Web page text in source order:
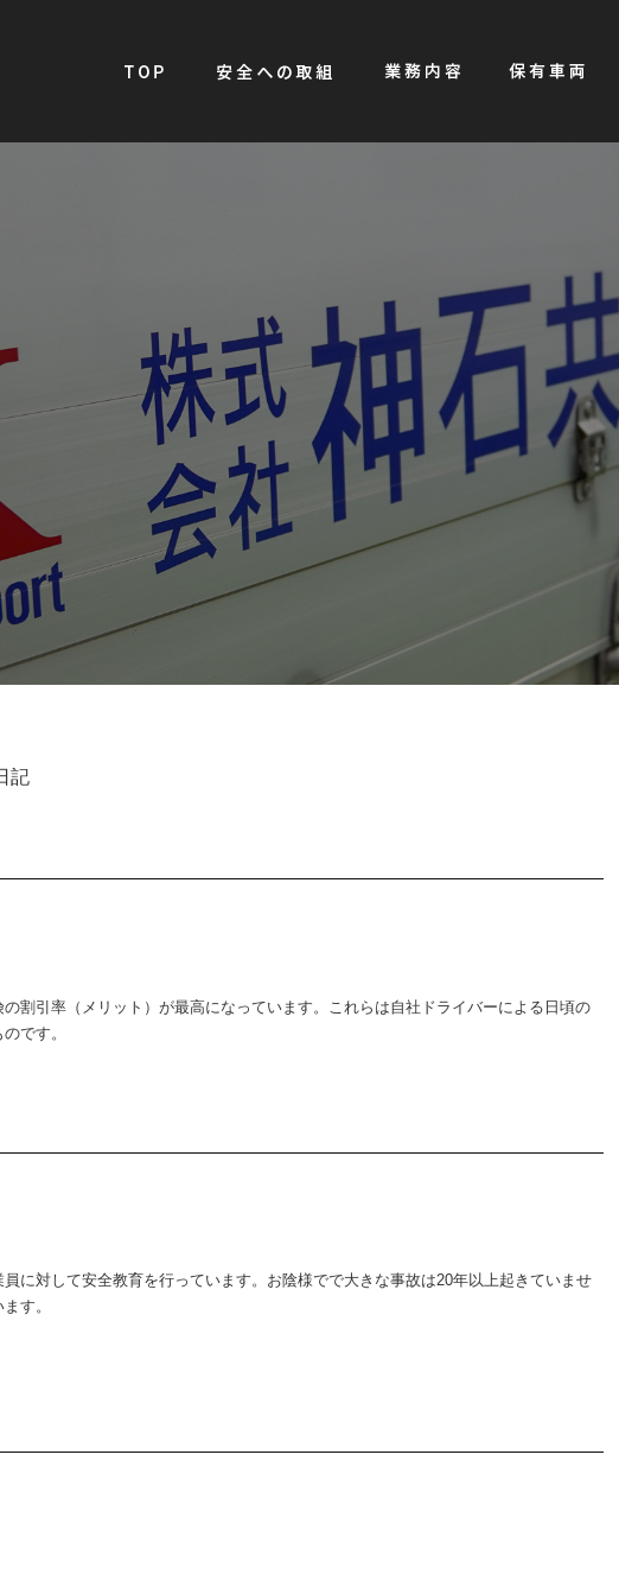
記
割引率（メリット）が最高になっています。これらは自社ドライバーによる日頃の
です。
に対して安全教育を行っています。お陰様でで大きな事故は20年以上起きていませ
す。